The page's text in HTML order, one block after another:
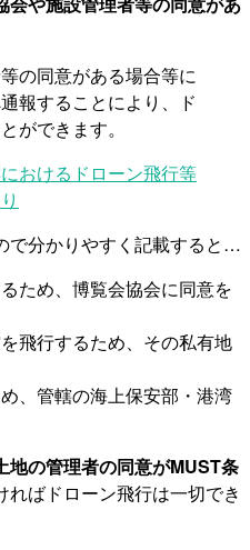
の同意がある場合等に
報することにより、ド
ができます。
おけるドローン飛行等
で分かりやすく記載すると…
ため、博覧会協会に同意を
飛行するため、その私有地
、管轄の海上保安部・港湾
地の管理者の同意がMUST条
ばドローン飛行は一切でき